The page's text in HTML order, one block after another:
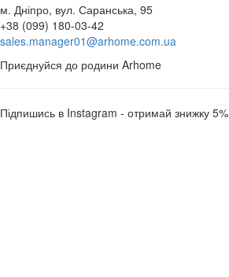
м. Дніпро, вул. Саранська, 95
+38 (099) 180-03-42
sales.manager01@arhome.com.ua
Приєднуйся до родини Arhome
Підпишись в Instagram - отримай знижку 5%